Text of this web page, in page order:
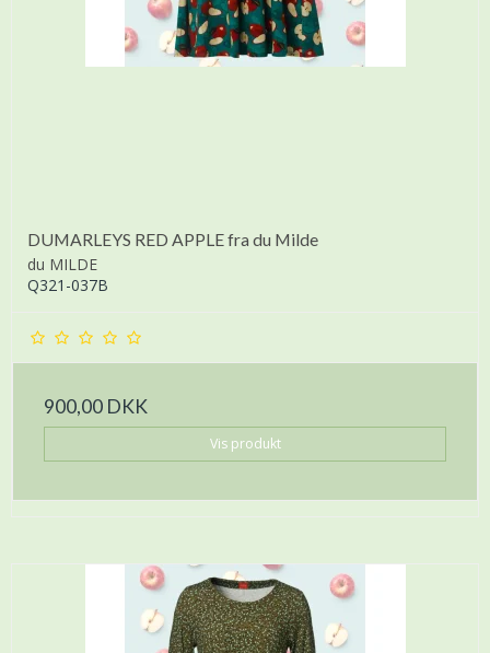
DUMARLEYS RED APPLE fra du Milde
du MILDE
Q321-037B
900,00 DKK
Vis produkt